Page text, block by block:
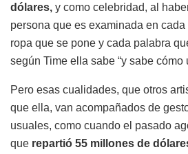
dólares, y como celebridad, al
persona que es examinada en
ropa que se pone y cada palabra
según Time ella sabe “y sabe cómo
Pero esas cualidades, que otros
que ella, van acompañados de
usuales, como cuando el pasado
que repartió 55 millones de